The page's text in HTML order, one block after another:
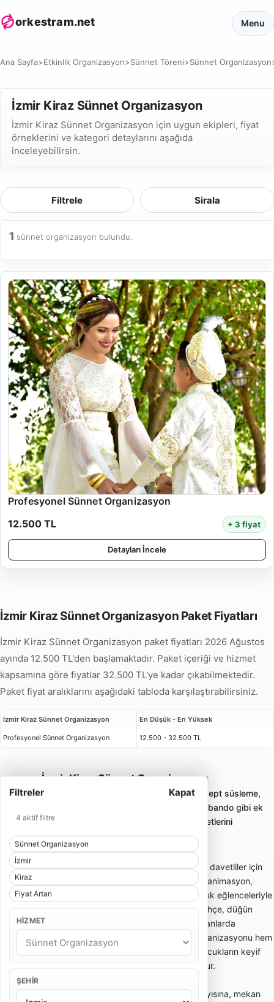
orkestram.net Menu
Ana Sayfa>Etkinlik Organizasyon>Sünnet Töreni>Sünnet Organizasyon
İzmir Kiraz Sünnet Organizasyon
İzmir Kiraz Sünnet Organizasyon için uygun ekipleri, fiyat
örneklerini ve kategori detaylarını aşağıda
inceleyebilirsin.
Filtreler Kapat
4 aktif filtre
Sünnet Organizasyon
İzmir
Kiraz
Fiyat Artan
HIZMET
ŞEHIR
Filtrele Sirala
1 sünnet organizasyon bulundu.
Profesyonel Sünnet Organizasyon
12.500 TL
+ 3 fiyat
Detayları İncele
İzmir Kiraz Sünnet Organizasyon Paket Fiyatları
İzmir Kiraz Sünnet Organizasyon paket fiyatları 2026 Ağustos
ayında 12.500 TL'den başlamaktadır. Paket içeriği ve hizmet
kapsamına göre fiyatlar 32.500 TL'ye kadar çıkabilmektedir.
Paket fiyat aralıklarını aşağıdaki tabloda karşılaştırabilirsiniz.
İzmir Kiraz Sünnet Organizasyon En Düşük - En Yüksek
Profesyonel Sünnet Organizasyon 12.500 - 32.500 TL
İzmir Kiraz Sünnet Organizasyon
Sünnet organizasyonu; sünnet tahtı, konsept süsleme,
animasyon, palyaço, müzik, mehter veya bando gibi ek
hizmetlerle çocuklara uygun eğlence paketlerini
Sünnet organizasyonu; sünnet çocuğu ve davetliler için
konsept süsleme, sünnet tahtı, giriş akışı, animasyon,
palyaço, müzik, bando, mehter veya çocuk eğlenceleriyle
planlanan organizasyon hizmetidir. Ev, bahçe, düğün
salonu, otel veya açık alan gibi farklı mekanlarda
uygulanabilir. Doğru planlanan sünnet organizasyonu hem
aile törenini düzenli hale getirir hem de çocukların keyif
alacağı güvenli bir eğlence ortamı oluşturur.
Sünnet organizasyonu fiyatları; davetli sayısına, mekan